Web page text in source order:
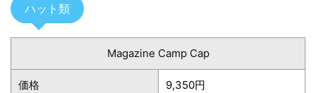
ハット類
Magazine Camp Cap
価格 9,350円